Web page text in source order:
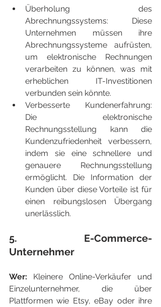
Überholung des
Abrechnungssystems: Diese
Unternehmen müssen ihre
Abrechnungssysteme aufrüsten,
um elektronische Rechnungen
verarbeiten zu können, was mit
erheblichen IT-Investitionen
verbunden sein könnte.
Verbesserte Kundenerfahrung:
Die elektronische
Rechnungsstellung kann die
Kundenzufriedenheit verbessern,
indem sie eine schnellere und
genauere Rechnungsstellung
ermöglicht. Die Information der
Kunden über diese Vorteile ist für
einen reibungslosen Übergang
unerlässlich.
5. E-Commerce-
Unternehmer
Wer: Kleinere Online-Verkäufer und
Einzelunternehmer, die über
Plattformen wie Etsy, eBay oder ihre